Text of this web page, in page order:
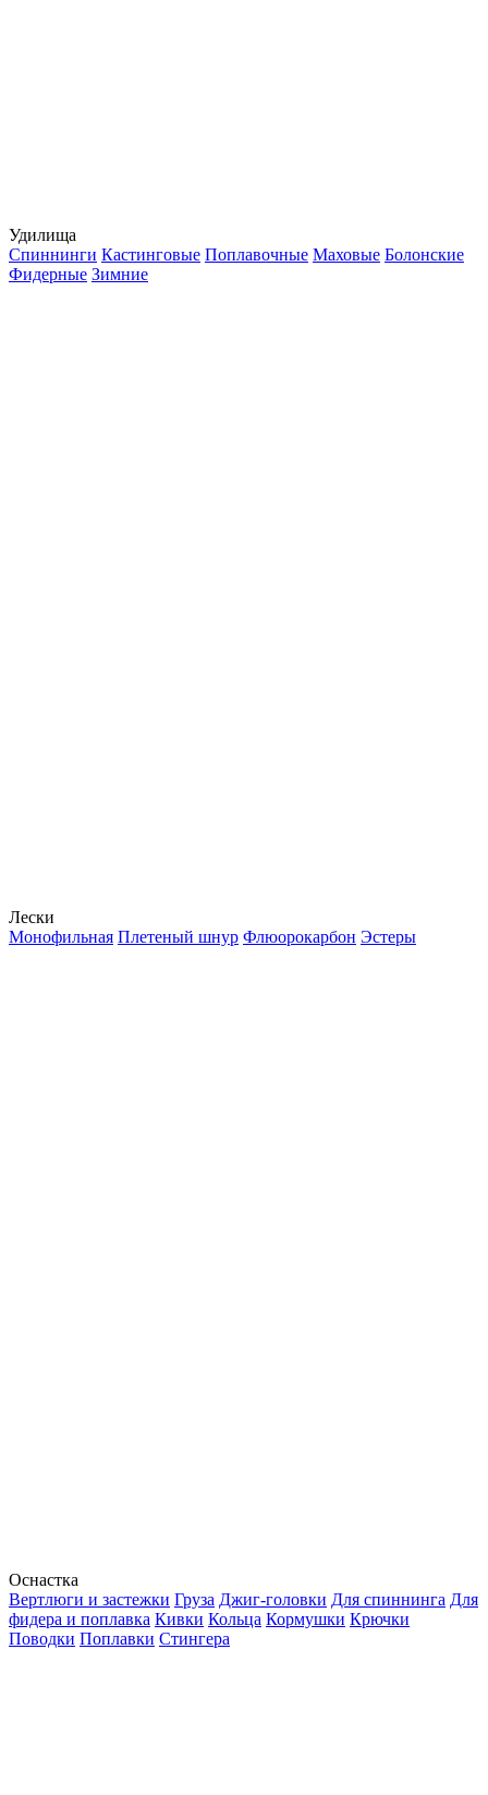
Удилища
Спиннинги Кастинговые Поплавочные Маховые Болонские
Фидерные Зимние
Лески
Монофильная Плетеный шнур Флюорокарбон Эстеры
Оснастка
Вертлюги и застежки Груза Джиг-головки Для спиннинга Для
фидера и поплавка Кивки Кольца Кормушки Крючки
Поводки Поплавки Стингера